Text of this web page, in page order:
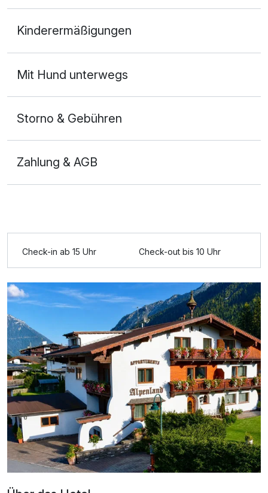
2 Erwachsene und 2 Kinder
Kinderermäßigungen
Mit Hund unterwegs
Storno & Gebühren
Zahlung & AGB
Check-in ab 15 Uhr Check-out bis 10 Uhr